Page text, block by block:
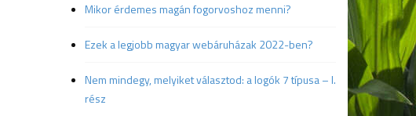
Mikor érdemes magán fogorvoshoz menni?
Ezek a legjobb magyar webáruházak 2022-ben?
Nem mindegy, melyiket választod: a logók 7 típusa – I.
rész